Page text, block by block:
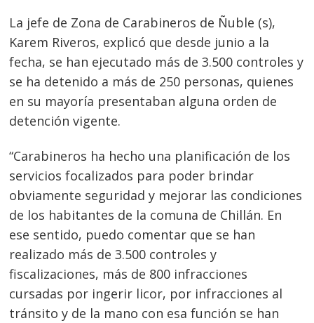
La jefe de Zona de Carabineros de Ñuble (s),
Karem Riveros, explicó que desde junio a la
fecha, se han ejecutado más de 3.500 controles y
se ha detenido a más de 250 personas, quienes
en su mayoría presentaban alguna orden de
detención vigente.
“Carabineros ha hecho una planificación de los
servicios focalizados para poder brindar
obviamente seguridad y mejorar las condiciones
de los habitantes de la comuna de Chillán. En
ese sentido, puedo comentar que se han
realizado más de 3.500 controles y
fiscalizaciones, más de 800 infracciones
cursadas por ingerir licor, por infracciones al
tránsito y de la mano con esa función se han